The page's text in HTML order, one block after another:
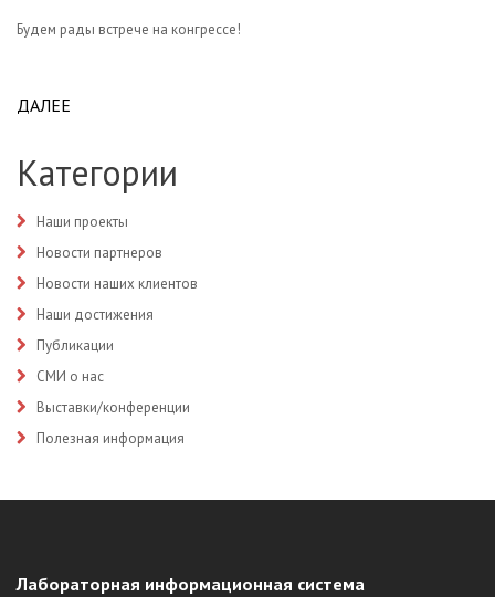
Будем рады встрече на конгрессе!
ДАЛЕЕ
Категории
Наши проекты
Новости партнеров
Новости наших клиентов
Наши достижения
Публикации
СМИ о нас
Выставки/конференции
Полезная информация
Лабораторная информационная система